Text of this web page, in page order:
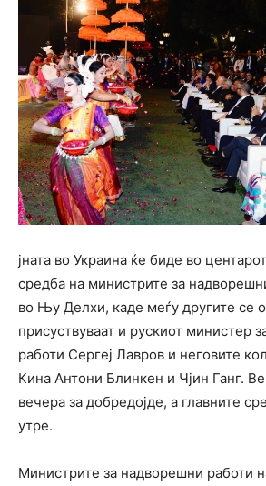
јната во Украина ќе биде во
средба на министрите за
во Њу Делхи, каде меѓу другите се
присуствуваат и рускиот министер
работи Сергеј Лавров и неговите
Кина Антони Блинкен и Чјин Ганг.
вечера за добредојде, а главните
утре.
Министрите за надворешни работи